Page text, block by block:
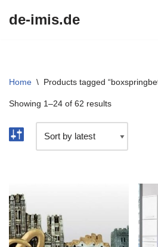
de-imis.de
Home \ Products tagged
Showing 1–24 of 62 results